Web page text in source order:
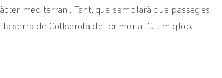
mediterrani. Tant, que semblarà que passeges
la serra de Collserola del primer a l’últim glop.